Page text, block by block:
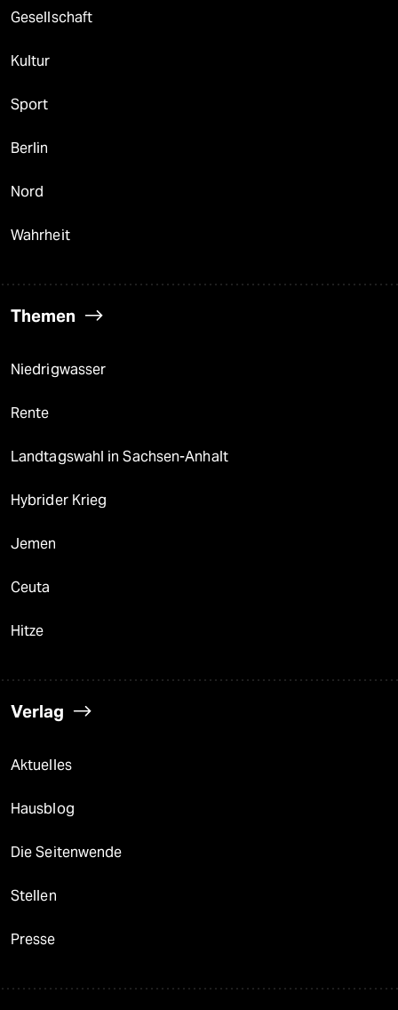
Gesellschaft
Kultur
Sport
Berlin
Nord
Wahrheit
Themen
Niedrigwasser
Rente
Landtagswahl in Sachsen-Anhalt
Hybrider Krieg
Jemen
Ceuta
Hitze
Verlag
Aktuelles
Hausblog
Die Seitenwende
Stellen
Presse